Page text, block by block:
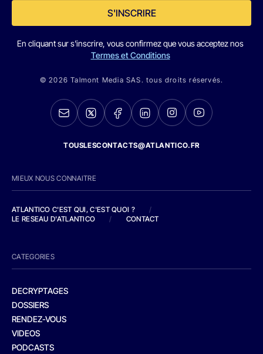
S'INSCRIRE
En cliquant sur s'inscrire, vous confirmez que vous acceptez nos
Termes et Conditions
© 2026 Talmont Media SAS. tous droits réservés.
TOUSLESCONTACTS@ATLANTICO.FR
MIEUX NOUS CONNAITRE
ATLANTICO C'EST QUI, C'EST QUOI ?
/
LE RESEAU D'ATLANTICO
/ CONTACT
CATEGORIES
DECRYPTAGES
DOSSIERS
RENDEZ-VOUS
VIDEOS
PODCASTS